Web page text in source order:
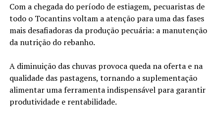
Com a chegada do período de estiagem, pecuaristas de
todo o Tocantins voltam a atenção para uma das fases
mais desafiadoras da produção pecuária: a manutenção
da nutrição do rebanho.
A diminuição das chuvas provoca queda na oferta e na
qualidade das pastagens, tornando a suplementação
alimentar uma ferramenta indispensável para garantir
produtividade e rentabilidade.